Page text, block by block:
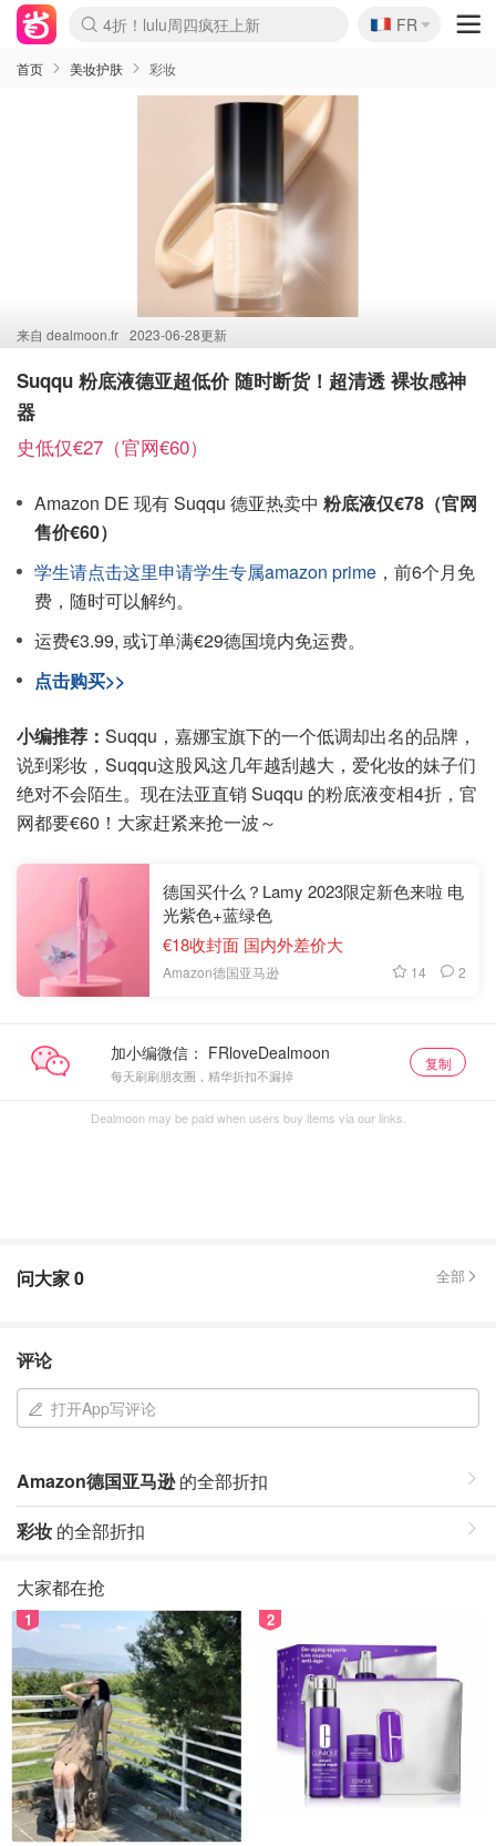
Boticinal 夏促开抢！
4折！lulu周四疯狂上新
还没结束！&OtherStories大促
Joybuy变相75折 随时失效
速领！Stanley独家85折
疑似霸哥！Camper额外叠85折
Zalando 奥莱闪促！每日更新
Moncler反季囤！5折起+叠9折
Coach Brooklyn仅€192
🇫🇷
FR
首页 美妆护肤 彩妆
来自 dealmoon.fr 2023-06-28更新
Suqqu 粉底液德亚超低价 随时断货！超清透 裸妆感神
器
史低仅€27（官网€60）
Amazon DE 现有 Suqqu 德亚热卖中 粉底液仅€78（官网
售价€60）
学生请点击这里申请学生专属amazon prime ，前6个月免
费，随时可以解约。
运费€3.99, 或订单满€29德国境内免运费。
点击购买>>
小编推荐： Suqqu，嘉娜宝旗下的一个低调却出名的品牌，
说到彩妆，Suqqu这股风这几年越刮越大，爱化妆的妹子们
绝对不会陌生。现在法亚直销 Suqqu 的粉底液变相4折，官
网都要€60！大家赶紧来抢一波～
德国买什么？Lamy 2023限定新色来啦 电
光紫色+蓝绿色
€18收封面 国内外差价大
Amazon德国亚马逊 14 2
加小编微信：
每天刷刷朋友圈，精华折扣不漏掉
复制
Dealmoon may be paid when users buy items via our links.
问大家0 全部
评论
打开App写评论
Amazon德国亚马逊的全部折扣
彩妆 的全部折扣
大家都在抢
1 2